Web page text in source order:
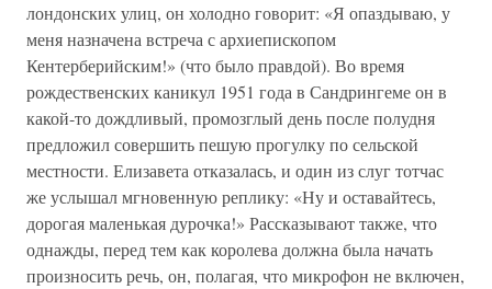
лондонских улиц, он холодно говорит: «Я опаздываю, у
меня назначена встреча с архиепископом
Кентерберийским!» (что было правдой). Во время
рождественских каникул 1951 года в Сандрингеме он в
какой-то дождливый, промозглый день после полудня
предложил совершить пешую прогулку по сельской
местности. Елизавета отказалась, и один из слуг тотчас
же услышал мгновенную реплику: «Ну и оставайтесь,
дорогая маленькая дурочка!» Рассказывают также, что
однажды, перед тем как королева должна была начать
произносить речь, он, полагая, что микрофон не включен,